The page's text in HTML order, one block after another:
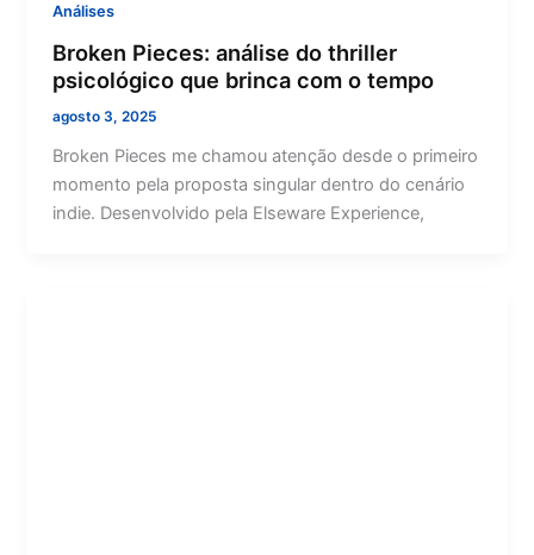
Análises
Broken Pieces: análise do thriller
psicológico que brinca com o tempo
agosto 3, 2025
Broken Pieces me chamou atenção desde o primeiro
momento pela proposta singular dentro do cenário
indie. Desenvolvido pela Elseware Experience,